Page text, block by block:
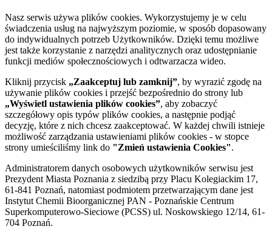
Nasz serwis używa plików cookies. Wykorzystujemy je w celu
świadczenia usług na najwyższym poziomie, w sposób dopasowany
do indywidualnych potrzeb Użytkowników. Dzięki temu możliwe
jest także korzystanie z narzędzi analitycznych oraz udostępnianie
funkcji mediów społecznościowych i odtwarzacza wideo.
Kliknij przycisk „Zaakceptuj lub zamknij”, by wyrazić zgodę na
używanie plików cookies i przejść bezpośrednio do strony lub
„Wyświetl ustawienia plików cookies”, aby zobaczyć
szczegółowy opis typów plików cookies, a następnie podjąć
decyzję, które z nich chcesz zaakceptować. W każdej chwili istnieje
możliwość zarządzania ustawieniami plików cookies - w stopce
strony umieściliśmy link do "Zmień ustawienia Cookies".
Administratorem danych osobowych użytkowników serwisu jest
Prezydent Miasta Poznania z siedzibą przy Placu Kolegiackim 17,
61-841 Poznań, natomiast podmiotem przetwarzającym dane jest
Instytut Chemii Bioorganicznej PAN - Poznańskie Centrum
Superkomputerowo-Sieciowe (PCSS) ul. Noskowskiego 12/14, 61-
704 Poznań.